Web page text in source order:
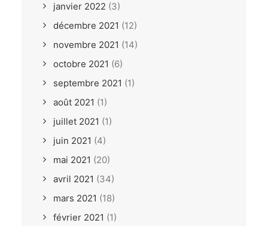
janvier 2022 (3)
décembre 2021 (12)
novembre 2021 (14)
octobre 2021 (6)
septembre 2021 (1)
août 2021 (1)
juillet 2021 (1)
juin 2021 (4)
mai 2021 (20)
avril 2021 (34)
mars 2021 (18)
février 2021 (1)